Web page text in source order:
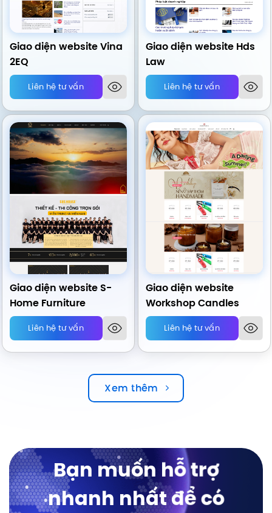
Giao diện website Vina
2EQ
Liên hệ tư vấn
Giao diện website Hds
Law
Liên hệ tư vấn
Giao diện website S-
Home Furniture
Liên hệ tư vấn
Giao diện website
Workshop Candles
Liên hệ tư vấn
Xem thêm
Bạn muốn hỗ trợ
nhanh nhất để có